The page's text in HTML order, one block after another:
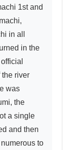
1st and
in all
in the
the river
was
the
a single
and then
to